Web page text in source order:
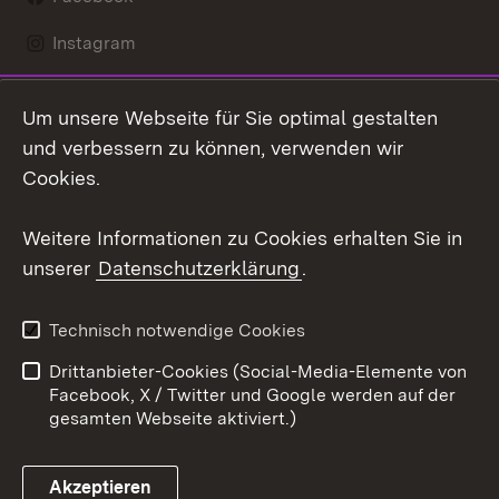
Instagram
Social Wall
Youtube
Kontakt
Datenschutz
Barrierefreiheit
Impressum Cookies
Um unsere Webseite für Sie optimal gestalten
und verbessern zu können, verwenden wir
Cookies.
Weitere Informationen zu Cookies erhalten Sie in
unserer Datenschutzerklärung.
Technisch notwendige Cookies
Drittanbieter-Cookies (Social-Media-Elemente von
Facebook, X / Twitter und Google werden auf der
gesamten Webseite aktiviert.)
Akzeptieren